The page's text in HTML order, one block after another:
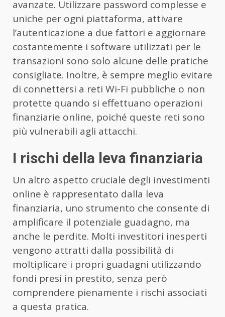
avanzate. Utilizzare password complesse e
uniche per ogni piattaforma, attivare
l’autenticazione a due fattori e aggiornare
costantemente i software utilizzati per le
transazioni sono solo alcune delle pratiche
consigliate. Inoltre, è sempre meglio evitare
di connettersi a reti Wi-Fi pubbliche o non
protette quando si effettuano operazioni
finanziarie online, poiché queste reti sono
più vulnerabili agli attacchi.
I rischi della leva finanziaria
Un altro aspetto cruciale degli investimenti
online è rappresentato dalla leva
finanziaria, uno strumento che consente di
amplificare il potenziale guadagno, ma
anche le perdite. Molti investitori inesperti
vengono attratti dalla possibilità di
moltiplicare i propri guadagni utilizzando
fondi presi in prestito, senza però
comprendere pienamente i rischi associati
a questa pratica.